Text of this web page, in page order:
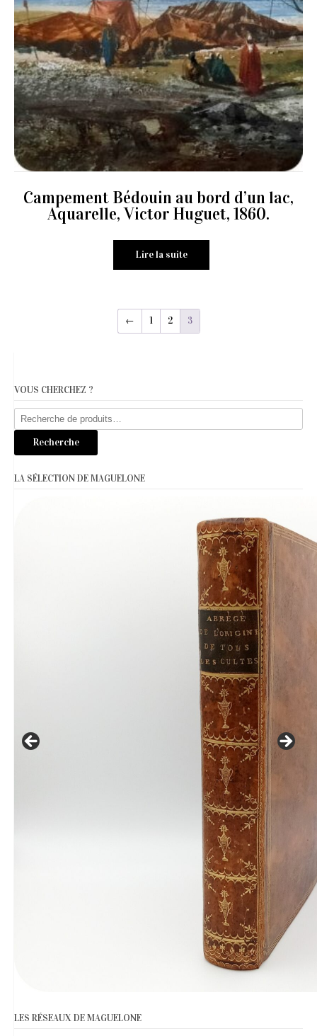
Campement Bédouin au bord d’un lac,
Aquarelle, Victor Huguet, 1860.
Lire la suite
← 1 2 3
VOUS CHERCHEZ ?
Recherche
pour :
Recherche
LA SÉLECTION DE MAGUELONE
LES RÉSEAUX DE MAGUELONE